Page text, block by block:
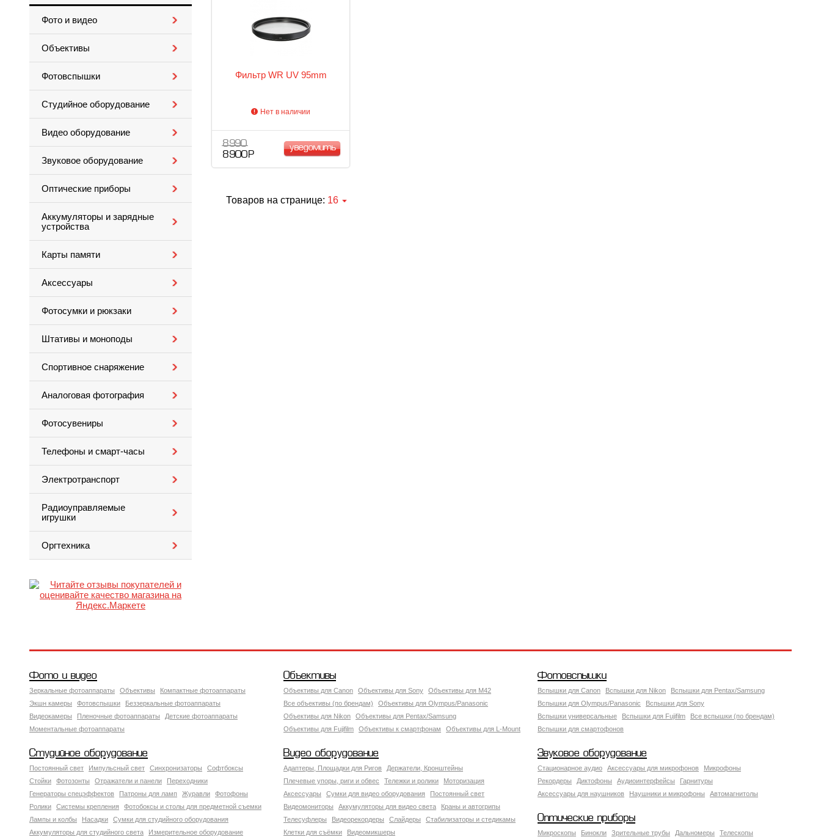
Фото и видео
Объективы
Фотовспышки
Студийное оборудование
Видео оборудование
Звуковое оборудование
Оптические приборы
Аккумуляторы и зарядные
устройства
Карты памяти
Аксессуары
Фотосумки и рюкзаки
Штативы и моноподы
Спортивное снаряжение
Аналоговая фотография
Фотосувениры
Телефоны и смарт-часы
Электротранспорт
Радиоуправляемые
игрушки
Оргтехника
Фильтр WR UV 95mm
Нет в наличии
8 990
8 900 Р
уведомить
Товаров на странице: 16
Фото и видео
Зеркальные фотоаппараты Объективы
Компактные фотоаппараты
Экшн камеры
Фотовспышки
Беззеркальные фотоаппараты
Видеокамеры
Пленочные фотоаппараты
Детские фотоаппараты
Моментальные фотоаппараты
Объективы
Объективы для Canon Объективы для Sony
Объективы для M42
Все объективы (по брендам)
Объективы для Olympus/Panasonic
Объективы для Nikon
Объективы для Pentax/Samsung
Объективы для Fujifilm
Объективы к смартфонам Объективы для L-Mount
Фотовспышки
Вспышки для Canon Вспышки для Nikon
Вспышки для Pentax/Samsung
Вспышки для Olympus/Panasonic
Вспышки для Sony
Вспышки универсальные
Вспышки для Fujifilm
Все вспышки (по брендам)
Вспышки для смартофонов
Студийное оборудование
Постоянный свет Импульсный свет Синхронизаторы
Софтбоксы
Стойки
Фотозонты Отражатели и панели
Переходники
Генераторы спецэффектов
Патроны для ламп Журавли
Фотофоны
Ролики
Системы крепления
Фотобоксы и столы для предметной съемки
Лампы и колбы
Насадки
Сумки для студийного оборудования
Аккумуляторы для студийного света
Измерительное оборудование
Видео оборудование
Адаптеры, Площадки для Ригов
Держатели, Кронштейны
Плечевые упоры, риги и обвес
Тележки и ролики
Моторизация
Аксессуары
Сумки для видео оборудования
Постоянный свет
Видеомониторы
Аккумуляторы для видео света
Краны и автогрипы
Телесуфлеры
Видеорекордеры Слайдеры
Стабилизаторы и стедикамы
Клетки для съёмки
Видеомикшеры
Звуковое оборудование
Стационарное аудио Аксессуары для микрофонов
Микрофоны
Рекордеры
Диктофоны Аудиоинтерфейсы
Гарнитуры
Аксессуары для наушников
Наушники и микрофоны Автомагнитолы
Оптические приборы
Микроскопы Бинокли Зрительные трубы Дальномеры
Телескопы